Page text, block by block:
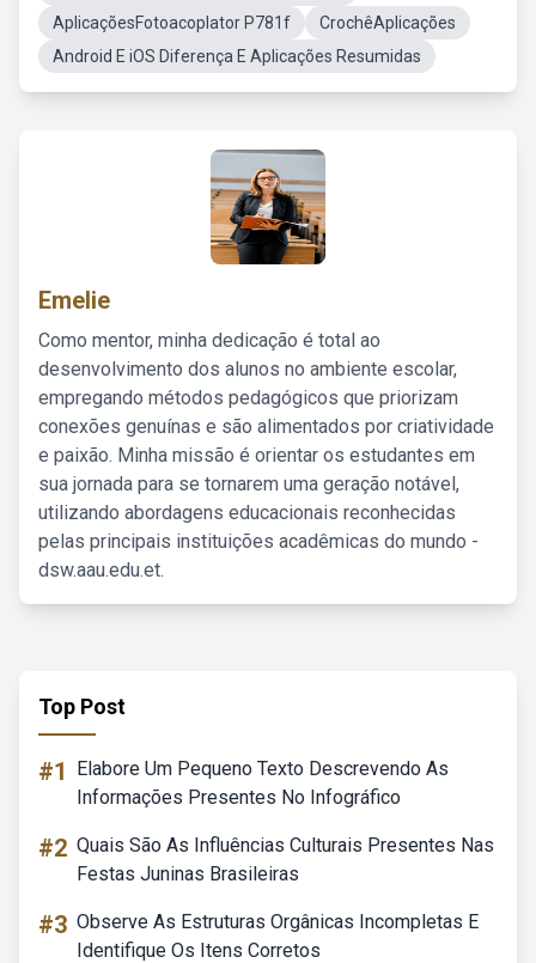
AplicaçõesFotoacoplator P781f
CrochêAplicações
Android E iOS Diferença E Aplicações Resumidas
Emelie
Como mentor, minha dedicação é total ao
desenvolvimento dos alunos no ambiente escolar,
empregando métodos pedagógicos que priorizam
conexões genuínas e são alimentados por criatividade
e paixão. Minha missão é orientar os estudantes em
sua jornada para se tornarem uma geração notável,
utilizando abordagens educacionais reconhecidas
pelas principais instituições acadêmicas do mundo -
dsw.aau.edu.et.
Top Post
#1
Elabore Um Pequeno Texto Descrevendo As
Informações Presentes No Infográfico
#2 Quais São As Influências Culturais Presentes Nas
Festas Juninas Brasileiras
#3 Observe As Estruturas Orgânicas Incompletas E
Identifique Os Itens Corretos